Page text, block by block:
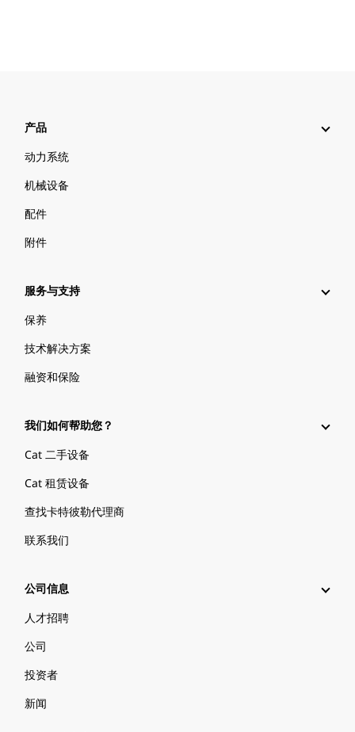
产品
动力系统
机械设备
配件
附件
服务与支持
保养
技术解决方案
融资和保险
我们如何帮助您？
Cat 二手设备
Cat 租赁设备
查找卡特彼勒代理商
联系我们
公司信息
人才招聘
公司
投资者
新闻